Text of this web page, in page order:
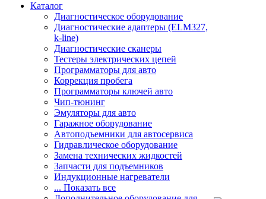
Каталог
Диагностическое оборудование
Диагностические адаптеры (ELM327,
k-line)
Диагностические сканеры
Тестеры электрических цепей
Программаторы для авто
Коррекция пробега
Программаторы ключей авто
Чип-тюнинг
Эмуляторы для авто
Гаражное оборудование
Автоподъемники для автосервиса
Гидравлическое оборудование
Замена технических жидкостей
Запчасти для подъемников
Индукционные нагреватели
... Показать все